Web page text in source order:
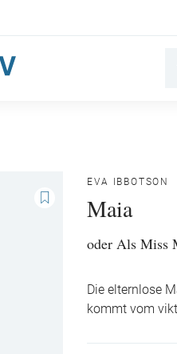
EVA IBBOTSON
Maia
oder Als Miss
Die elternlose
kommt vom